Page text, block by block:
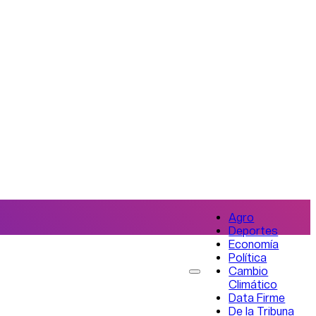
Agro
Deportes
Economía
Política
Cambio
Climático
Data Firme
De la Tribuna